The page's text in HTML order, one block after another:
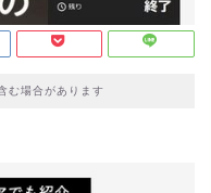
む場合があります